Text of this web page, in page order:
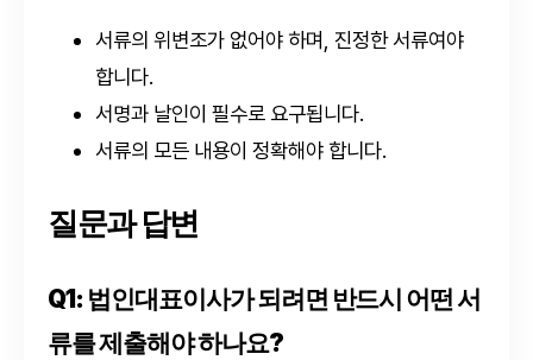
서류의 위변조가 없어야 하며, 진정한 서류여야
합니다.
서명과 날인이 필수로 요구됩니다.
서류의 모든 내용이 정확해야 합니다.
질문과 답변
Q1: 법인대표이사가 되려면 반드시 어떤 서
류를 제출해야 하나요?